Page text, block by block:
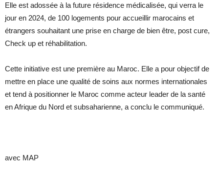
Elle est adossée à la future résidence médicalisée, qui verra le
jour en 2024, de 100 logements pour accueillir marocains et
étrangers souhaitant une prise en charge de bien être, post cure,
Check up et réhabilitation.
Cette initiative est une première au Maroc. Elle a pour objectif de
mettre en place une qualité de soins aux normes internationales
et tend à positionner le Maroc comme acteur leader de la santé
en Afrique du Nord et subsaharienne, a conclu le communiqué.
avec MAP